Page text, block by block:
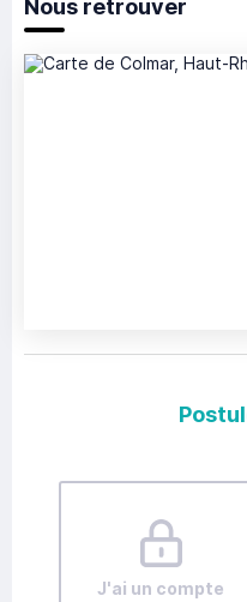
Nous retrouver
J'ai un compte